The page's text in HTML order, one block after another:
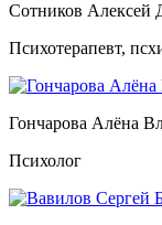
Сотников Алексей
Психотерапевт,
Гончарова Алёна
Психолог